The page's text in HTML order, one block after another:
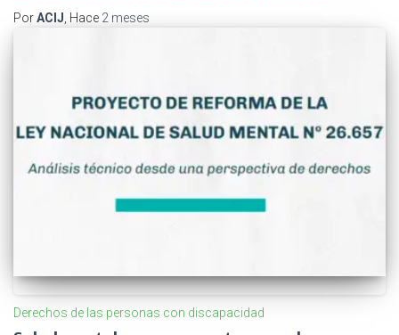
PorACIJ, Hace 2 meses
Derechos de las personas con discapacidad